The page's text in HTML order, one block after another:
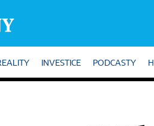
INVESTICE PODCASTY